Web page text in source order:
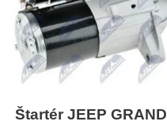
Štartér JEEP GRAND